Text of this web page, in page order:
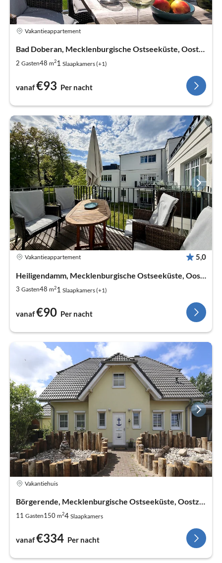
Vakantieappartement
Bad Doberan, Mecklenburgische Ostseeküste, Oostzee
2 Gasten48 m21 Slaapkamers (+1)
vanaf€93 Per nacht
Vakantieappartement 5,0
3 Gasten48 m21 Slaapkamers (+1)
vanaf€90 Per nacht
Vakantiehuis
Börgerende, Mecklenburgische Ostseeküste, Oostzee
11 Gasten150 m24 Slaapkamers
vanaf€334 Per nacht